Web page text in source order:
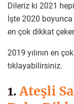
Dileriz ki 2021
İşte 2020
en çok dikkat
2019 yılının en
tıklayabilirsiniz.
1.Ateşli